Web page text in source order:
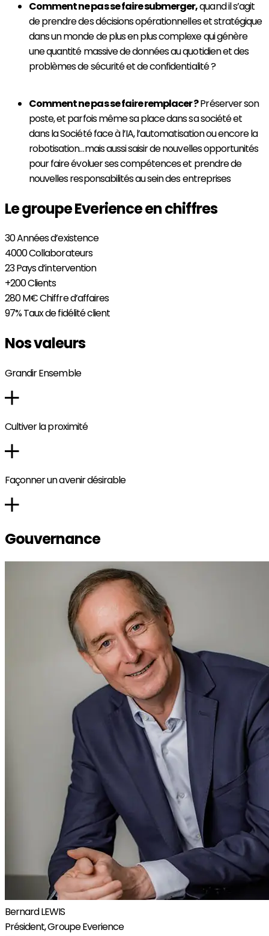
Comment ne pas se faire submerger,quand il s’agit
de prendre des décisions opérationnelles et stratégique
dans un monde de plus en plus complexe qui génère
une quantité massive de données au quotidien et des
problèmes de sécurité et de confidentialité ?
Comment ne pas se faire remplacer ?Préserver son
poste, et parfois même sa place dans sa société et
dans la Société face à l’IA, l’automatisation ou encore la
robotisation…mais aussi saisir de nouvelles opportunités
pour faire évoluer ses compétences et prendre de
nouvelles responsabilités au sein des entreprises
Le groupe Everience en chiffres
30Années d’existence
4000Collaborateurs
23Pays d’intervention
+200Clients
280 M€Chiffre d’affaires
97%Taux de fidélité client
Nos valeurs
Grandir Ensemble
Cultiver la proximité
Façonner un avenir désirable
Gouvernance
Bernard LEWIS
Président, Groupe Everience